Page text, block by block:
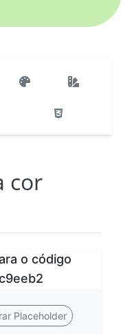
cor
Placeholder